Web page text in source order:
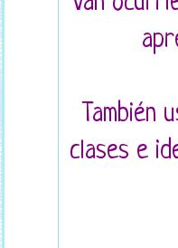
También
clases e